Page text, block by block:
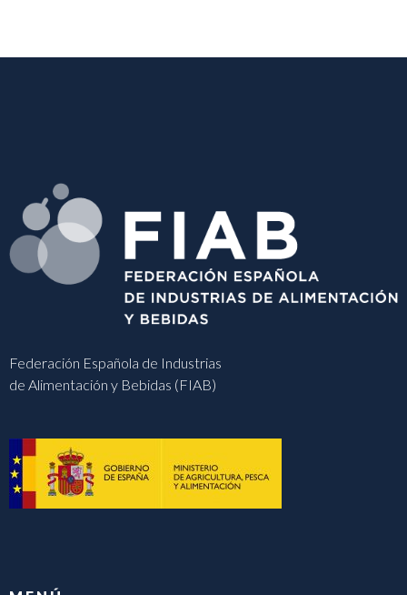
Federación Española de Industrias
de Alimentación y Bebidas (FIAB)